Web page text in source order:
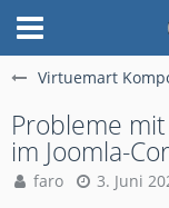
Virtuemart
Probleme
im Joomla-
faro 3. Juni